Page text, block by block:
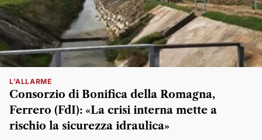
L'ALLARME
Consorzio di Bonifica della Romagna,
Ferrero (FdI): «La crisi interna mette a
rischio la sicurezza idraulica»